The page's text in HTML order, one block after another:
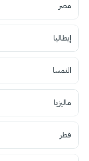
مصر
إيطاليا
النمسا
ماليزيا
قطر